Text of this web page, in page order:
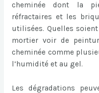
cheminée dont la
réfractaires et les
utilisées. Quelles
mortier voir de
cheminée comme
l’humidité et au gel.
Les dégradations